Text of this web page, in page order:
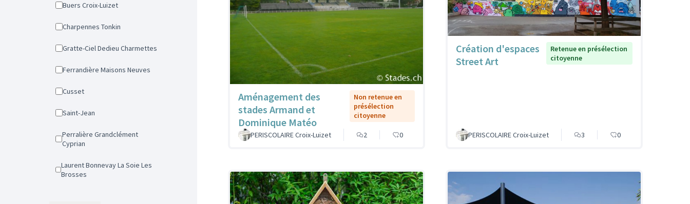
Buers Croix-Luizet
Charpennes Tonkin
Gratte-Ciel Dedieu Charmettes
Ferrandière Maisons Neuves
Cusset
Saint-Jean
Perralière Grandclément
Cyprian
Laurent Bonnevay La Soie Les
Brosses
Aménagement des
stades Armand et
Dominique Matéo
Non retenue en
présélection
citoyenne
PERISCOLAIRE Croix-Luizet 2 0
Création d'espaces
Street Art
Retenue en présélection
citoyenne
PERISCOLAIRE Croix-Luizet 3 0